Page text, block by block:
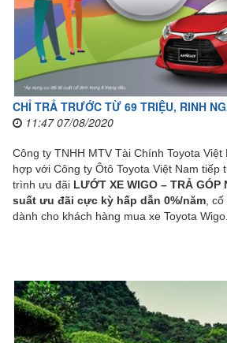
CHỈ TRẢ TRƯỚC TỪ 69 TRIỆU, RINH
11:47 07/08/2020
Công ty TNHH MTV Tài Chính Toyota Việt
hợp với Công ty Ôtô Toyota Việt Nam tiếp
trình ưu đãi LƯỚT XE WIGO – TRẢ GÓP
suất ưu đãi cực kỳ hấp dẫn 0%/năm, cố
dành cho khách hàng mua xe Toyota Wigo.